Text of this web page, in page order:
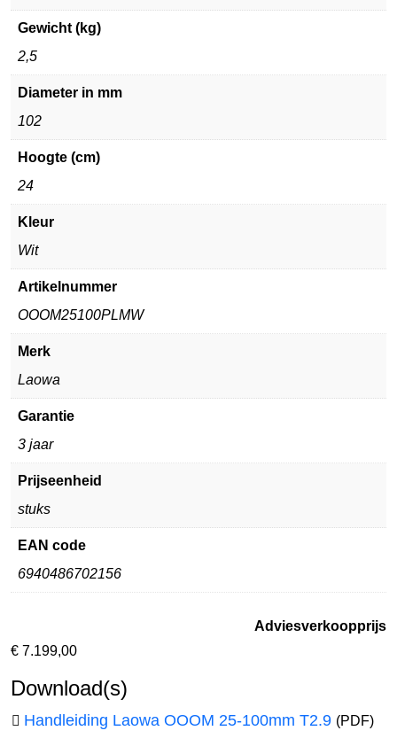
Gewicht (kg)
2,5
Diameter in mm
102
Hoogte (cm)
24
Kleur
Wit
Artikelnummer
OOOM25100PLMW
Merk
Laowa
Garantie
3 jaar
Prijseenheid
stuks
EAN code
6940486702156
Adviesverkoopprijs
€ 7.199,00
Download(s)
Handleiding Laowa OOOM 25-100mm T2.9 (PDF)